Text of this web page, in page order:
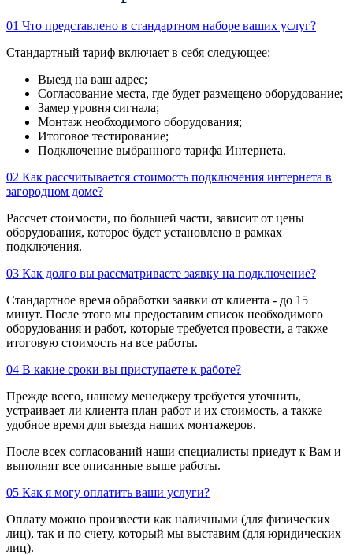
01 Что представлено в стандартном наборе ваших услуг?
Стандартный тариф включает в себя следующее:
Выезд на ваш адрес;
Согласование места, где будет размещено оборудование;
Замер уровня сигнала;
Монтаж необходимого оборудования;
Итоговое тестирование;
Подключение выбранного тарифа Интернета.
02 Как рассчитывается стоимость подключения интернета в
загородном доме?
Рассчет стоимости, по большей части, зависит от цены
оборудования, которое будет установлено в рамках
подключения.
03 Как долго вы рассматриваете заявку на подключение?
Стандартное время обработки заявки от клиента - до 15
минут. После этого мы предоставим список необходимого
оборудования и работ, которые требуется провести, а также
итоговую стоимость на все работы.
04 В какие сроки вы приступаете к работе?
Прежде всего, нашему менеджеру требуется уточнить,
устраивает ли клиента план работ и их стоимость, а также
удобное время для выезда наших монтажеров.
После всех согласований наши специалисты приедут к Вам и
выполнят все описанные выше работы.
05 Как я могу оплатить ваши услуги?
Оплату можно произвести как наличными (для физических
лиц), так и по счету, который мы выставим (для юридических
лиц).